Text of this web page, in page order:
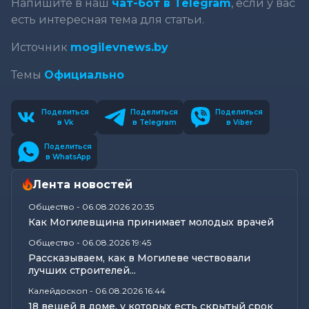
Напишите в наш чат-бот в Telegram, если у вас
есть интересная тема для статьи.
Источник mogilevnews.by
Темы Официально
Поделиться
в Vk
Поделиться
в Telegram
Поделиться
в Viber
Поделиться
в WhatsApp
Лента новостей
Общество - 06.08.2026 20:35
Как Могилевщина принимает молодых врачей
Общество - 06.08.2026 19:45
Рассказываем, как в Могилеве чествовали
лучших строителей...
Калейдоскоп - 06.08.2026 16:44
18 вещей в доме, у которых есть скрытый срок